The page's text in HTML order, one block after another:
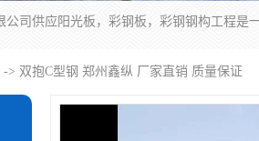
-> 双抱C型钢 郑州鑫纵 厂家直销 质量保证